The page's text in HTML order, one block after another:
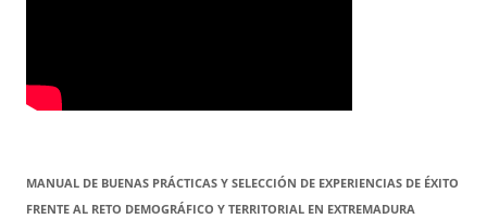
MANUAL DE BUENAS PRÁCTICAS Y SELECCIÓN DE EXPERIENCIAS DE ÉXITO
FRENTE AL RETO DEMOGRÁFICO Y TERRITORIAL EN EXTREMADURA